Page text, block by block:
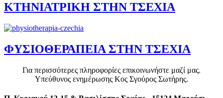
ΚΤΗΝΙΑΤΡΙΚΗ ΣΤΗΝ ΤΣΕΧΙΑ
ΦΥΣΙΟΘΕΡΑΠΕΙΑ ΣΤΗΝ ΤΣΕΧΙΑ
Για περισσότερες πληροφορίες επικοινωνήστε μαζί μας.
Υπεύθυνος ενημέρωσης Κος Σγούρος Σωτήρης.